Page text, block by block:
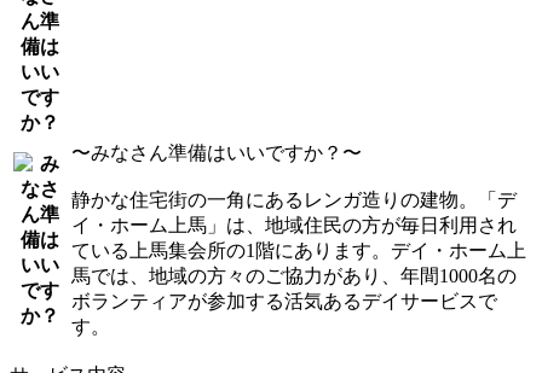
〜みなさん準備はいいですか？〜
静かな住宅街の一角にあるレンガ造りの建物。「デ
イ・ホーム上馬」は、地域住民の方が毎日利用され
ている上馬集会所の1階にあります。デイ・ホーム上
馬では、地域の方々のご協力があり、年間1000名の
ボランティアが参加する活気あるデイサービスで
す。